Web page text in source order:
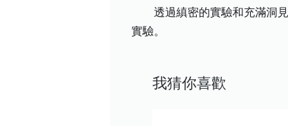
透過縝密的實驗和充滿洞見
實驗。
我猜你喜歡